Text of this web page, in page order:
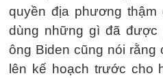
quyền địa phương
dùng những gì đã được
ông Biden cũng nói rằng
lên kế hoạch trước cho